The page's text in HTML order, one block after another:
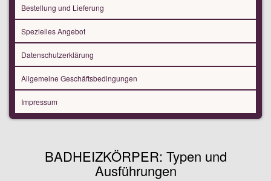
Bestellung und Lieferung
Spezielles Angebot
Datenschutzerklärung
Allgemeine Geschäftsbedingungen
Impressum
BADHEIZKÖRPER: Typen und
Ausführungen